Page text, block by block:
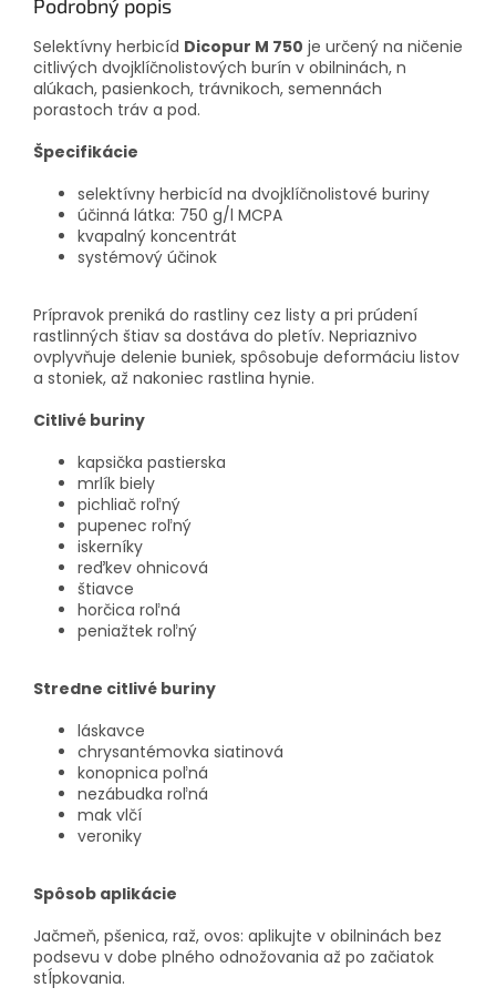
Podrobný popis
Selektívny herbicíd Dicopur M 750 je určený na ničenie
citlivých dvojklíčnolistových burín v obilninách, n
alúkach, pasienkoch, trávnikoch, semennách
porastoch tráv a pod.
Špecifikácie
selektívny herbicíd na dvojklíčnolistové buriny
účinná látka: 750 g/l MCPA
kvapalný koncentrát
systémový účinok
Prípravok preniká do rastliny cez listy a pri prúdení
rastlinných štiav sa dostáva do pletív. Nepriaznivo
ovplyvňuje delenie buniek, spôsobuje deformáciu listov
a stoniek, až nakoniec rastlina hynie.
Citlivé buriny
kapsička pastierska
mrlík biely
pichliač roľný
pupenec roľný
iskerníky
reďkev ohnicová
štiavce
horčica roľná
peniažtek roľný
Stredne citlivé buriny
láskavce
chrysantémovka siatinová
konopnica poľná
nezábudka roľná
mak vlčí
veroniky
Spôsob aplikácie
Jačmeň, pšenica, raž, ovos: aplikujte v obilninách bez
podsevu v dobe plného odnožovania až po začiatok
stĺpkovania.